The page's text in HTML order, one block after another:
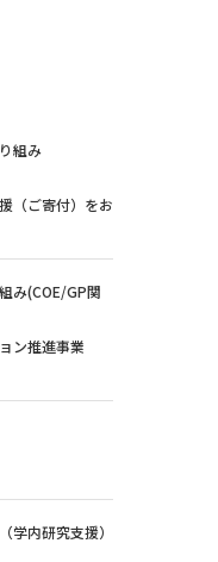
組み
（ご寄付）をお
み(COE/GP関
ン推進事業
学内研究支援）